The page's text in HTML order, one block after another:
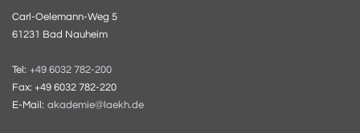
Carl-Oelemann-Weg 5
61231 Bad Nauheim
Tel: +49 6032 782-200
Fax: +49 6032 782-220
E-Mail: akademie@laekh.de